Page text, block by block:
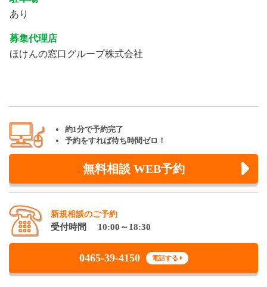
あり
募集代理店
ほけんの窓口グループ株式会社
約1分で予約完了
予約をすれば待ち時間ゼロ！
無料相談 WEB予約
新規相談のご予約
受付時間 10:00～18:30
0465-39-4150 電話する